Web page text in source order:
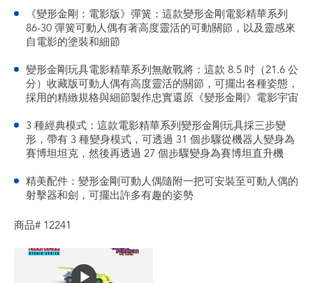
《變形金剛：電影版》彈簧：這款變形金剛電影精華系列
86-30 彈簧可動人偶有著高度靈活的可動關節，以及靈感來
自電影的塗裝和細節
變形金剛玩具電影精華系列無敵戰將：這款 8.5 吋（21.6 公
分）收藏版可動人偶有高度靈活的關節，可擺出各種姿態，
採用的精緻規格與細節製作忠實還原《變形金剛》電影宇宙
3 種經典模式：這款電影精華系列變形金剛玩具採三步變
形，帶有 3 種變身模式，可透過 31 個步驟從機器人變身為
賽博坦坦克，然後再透過 27 個步驟變身為賽博坦直升機
精美配件：變形金剛可動人偶隨附一把可安裝至可動人偶的
射擊器和劍，可擺出許多有趣的姿勢
商品# 12241